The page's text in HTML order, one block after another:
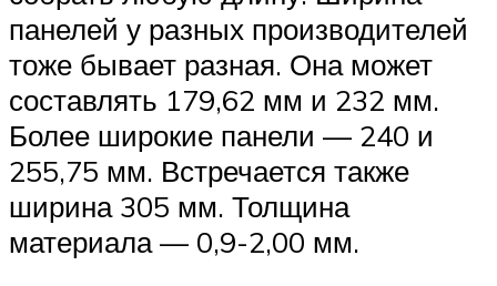
панелей у разных производителей
тоже бывает разная. Она может
составлять 179,62 мм и 232 мм.
Более широкие панели — 240 и
255,75 мм. Встречается также
ширина 305 мм. Толщина
материала — 0,9-2,00 мм.